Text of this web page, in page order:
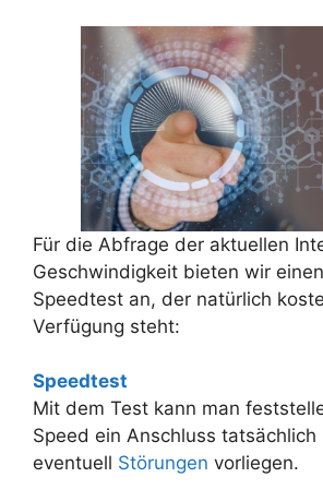
Für die Abfrage der aktuellen
Geschwindigkeit bieten wir
Speedtest an, der natürlich
Verfügung steht:
Speedtest
Mit dem Test kann man
Speed ein Anschluss
eventuell Störungen vorliegen.